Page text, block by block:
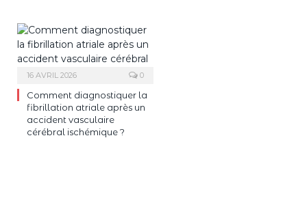
16 AVRIL 2026 0
Comment diagnostiquer la
fibrillation atriale après un
accident vasculaire
cérébral ischémique ?